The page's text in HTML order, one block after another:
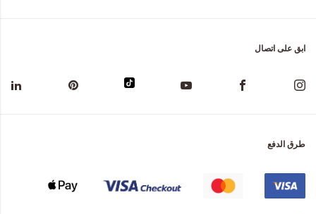
ابق على اتصال
طرق الدفع